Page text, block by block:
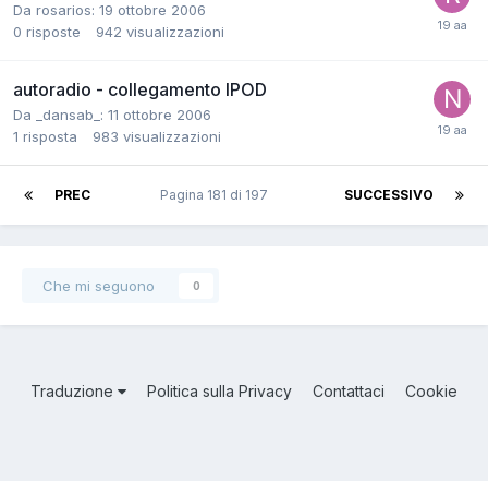
Da rosarios: 19 ottobre 2006
0 risposte 942 visualizzazioni
autoradio - collegamento IPOD
Da _dansab_: 11 ottobre 2006
1 risposta 983 visualizzazioni
PREC SUCCESSIVO
Pagina 181 di 197
Che mi seguono 0
Traduzione Politica sulla Privacy Contattaci Cookie